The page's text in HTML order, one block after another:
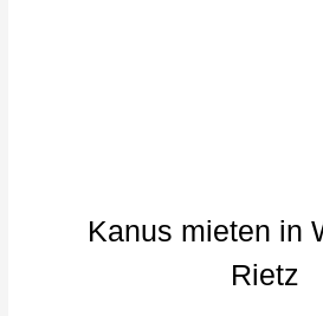
Kanus mieten in
Rietz